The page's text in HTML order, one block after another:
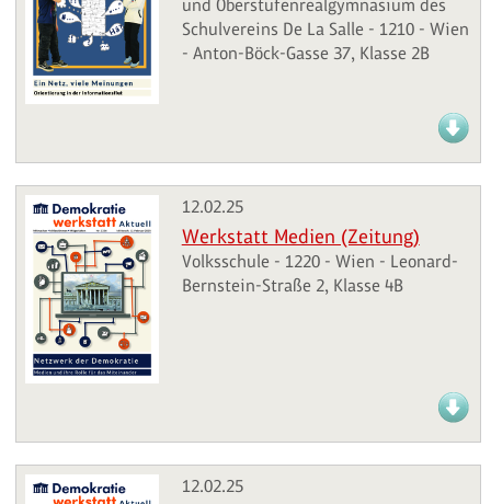
und Oberstufenrealgymnasium des
Schulvereins De La Salle - 1210 - Wien
- Anton-Böck-Gasse 37, Klasse 2B
12.02.25
Werkstatt Medien (Zeitung)
Volksschule - 1220 - Wien - Leonard-
Bernstein-Straße 2, Klasse 4B
12.02.25